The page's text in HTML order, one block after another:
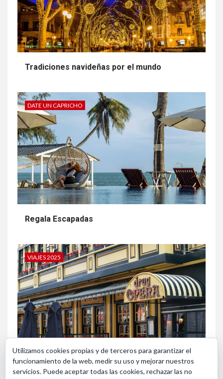
Tradiciones navideñas por el mundo
DATE UN CAPRICHO
Regala Escapadas
VIAJES 2025
Bruselas en Navidad
Utilizamos cookies propias y de terceros para garantizar el
funcionamiento de la web, medir su uso y mejorar nuestros
servicios. Puede aceptar todas las cookies, rechazar las no